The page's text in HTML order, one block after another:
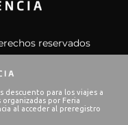
reservados